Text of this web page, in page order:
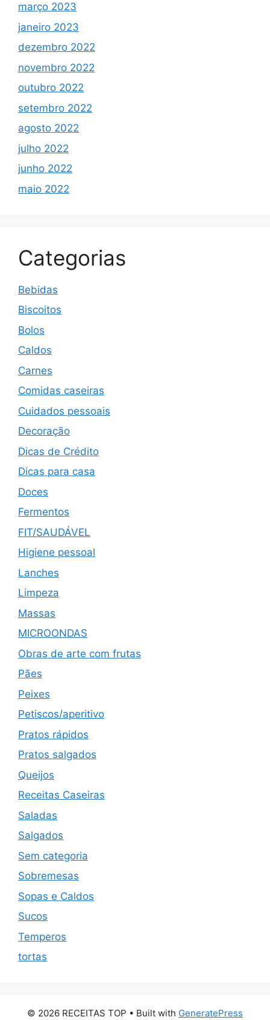
março 2023
janeiro 2023
dezembro 2022
novembro 2022
outubro 2022
setembro 2022
agosto 2022
julho 2022
junho 2022
maio 2022
Categorias
Bebidas
Biscoitos
Bolos
Caldos
Carnes
Comidas caseiras
Cuidados pessoais
Decoração
Dicas de Crédito
Dicas para casa
Doces
Fermentos
FIT/SAUDÁVEL
Higiene pessoal
Lanches
Limpeza
Massas
MICROONDAS
Obras de arte com frutas
Pães
Peixes
Petiscos/aperitivo
Pratos rápidos
Pratos salgados
Queijos
Receitas Caseiras
Saladas
Salgados
Sem categoria
Sobremesas
Sopas e Caldos
Sucos
Temperos
tortas
© 2026 RECEITAS TOP • Built with GeneratePress